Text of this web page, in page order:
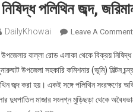
পলিথিন জব্দ,
DailyKhowai Leave A Comment
বাল্লা রোড এলাকা থেকে বিক্রয়
উপজেলা সহকারি কমিশনার (ভূমি) মিল্টন
জব্দ করা হয়। একই সঙ্গে পলিথিন সংরক্ষণের
দুধপাতিল মাজার সংলগ্ন মুড়িছড়া থেকে